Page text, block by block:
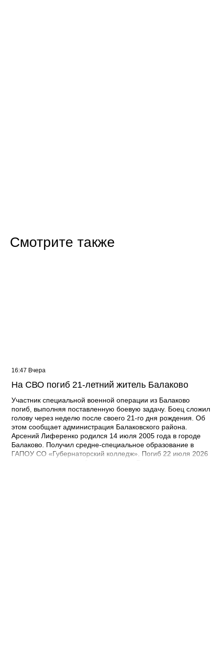
Смотрите также
16:47 Вчера
На СВО погиб 21-летний житель Балаково
Участник специальной военной операции из Балаково
погиб, выполняя поставленную боевую задачу. Боец сложил
голову через неделю после своего 21-го дня рождения. Об
этом сообщает администрация Балаковского района.
Арсений Лиференко родился 14 июля 2005 года в городе
Балаково. Получил средне-специальное образование в
ГАПОУ СО «Губернаторский колледж». Погиб 22 июля 2026